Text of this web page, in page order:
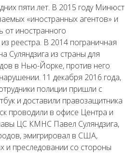
пяти лет. В 2015 году Минюст
«иностранных агентов» и
от иностранного
реестра. В 2014 пограничная
из страны для
в Нью-Йорке, против него
11 декабря 2016 года,
полиции пришли с
и доставили правозащитника
проводили в офисе Центра и
ЦС КМНС Павел Суляндзига,
эмигрировал в США,
и преследовании со стороны